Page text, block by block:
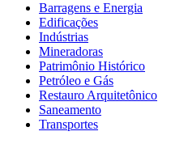
Barragens e Energia
Edificações
Indústrias
Mineradoras
Patrimônio Histórico
Petróleo e Gás
Restauro Arquitetônico
Saneamento
Transportes